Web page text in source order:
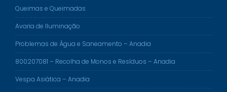
Queimas e Queimadas
Avaria de Iluminação
Problemas de Água e Saneamento – Anadia
800207081 – Recolha de Monos e Resíduos – Anadia
Vespa Asiática – Anadia